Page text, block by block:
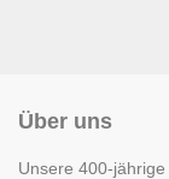
Über uns
Unsere 400-